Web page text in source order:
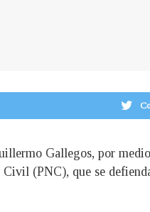
Gallegos, por
(PNC), que se